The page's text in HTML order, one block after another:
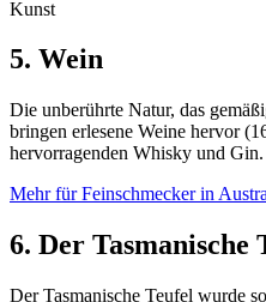
Kunst
5. Wein
Die unberührte Natur, das
bringen erlesene Weine hervor
hervorragenden Whisky und Gin.
Mehr für Feinschmecker in
6. Der Tasmanische
Der Tasmanische Teufel wurde